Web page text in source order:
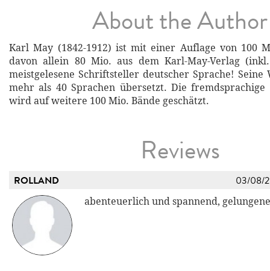
About the Author
Karl May (1842-1912) ist mit einer Auflage von 100
davon allein 80 Mio. aus dem Karl-May-Verlag
meistgelesene Schriftsteller deutscher Sprache!
mehr als 40 Sprachen übersetzt. Die
wird auf weitere 100 Mio. Bände geschätzt.
Reviews
ROLLAND 03/08/
abenteuerlich und spannend,